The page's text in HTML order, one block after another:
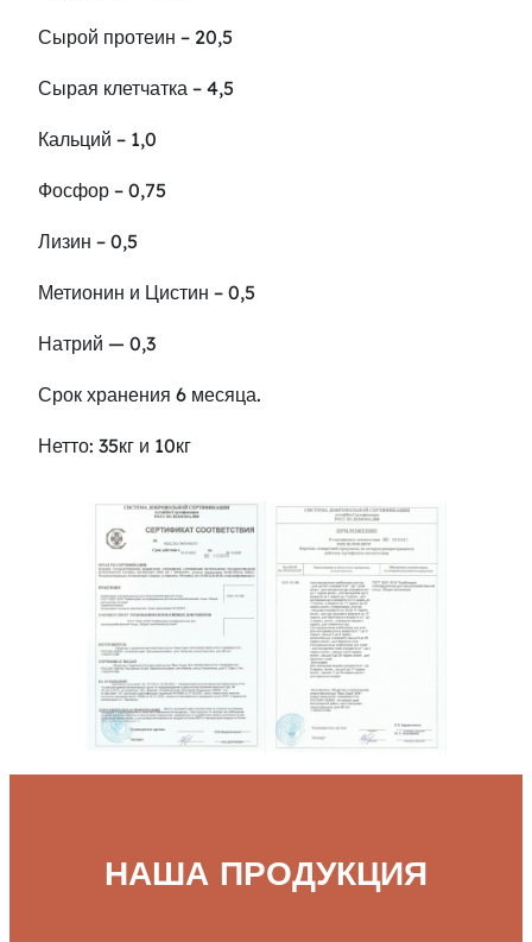
Сырой протеин – 20,5
Сырая клетчатка – 4,5
Кальций – 1,0
Фосфор – 0,75
Лизин – 0,5
Метионин и Цистин – 0,5
Натрий — 0,3
Срок хранения 6 месяца.
Нетто: 35кг и 10кг
НАША ПРОДУКЦИЯ